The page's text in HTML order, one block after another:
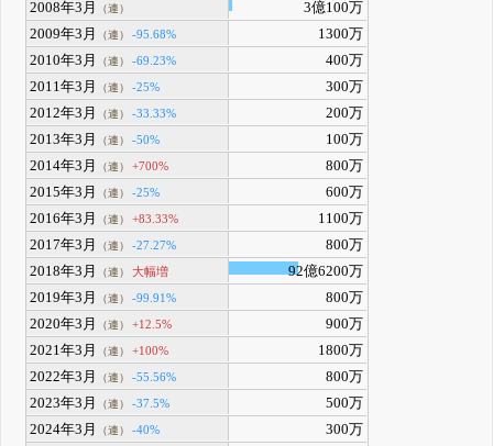
2008年3月 （連）
3億100万
2009年3月
（連） -95.68%
1300万
2010年3月
（連） -69.23%
400万
2011年3月
（連） -25%
300万
2012年3月
（連） -33.33%
200万
2013年3月
（連） -50%
100万
2014年3月
（連） +700%
800万
2015年3月
（連） -25%
600万
2016年3月
（連） +83.33%
1100万
2017年3月
（連） -27.27%
800万
2018年3月
（連） 大幅増
92億6200万
2019年3月
（連） -99.91%
800万
2020年3月
（連） +12.5%
900万
2021年3月
（連） +100%
1800万
2022年3月
（連） -55.56%
800万
2023年3月
（連） -37.5%
500万
2024年3月
（連） -40%
300万